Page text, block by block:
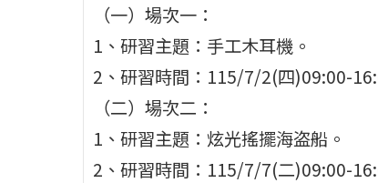
（一）場次一：
1、研習主題：手工木耳機。
2、研習時間：115/7/2(四)09:00-
（二）場次二：
1、研習主題：炫光搖擺海盗船。
2、研習時間：115/7/7(二)09:00-